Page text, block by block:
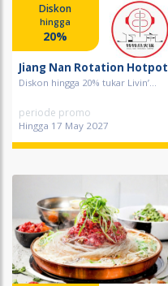
Diskon
hingga
20%
Jiang Nan Rotation Hotpot
Diskon hingga 20% tukar Livin’...
periode promo
Hingga 17 May 2027